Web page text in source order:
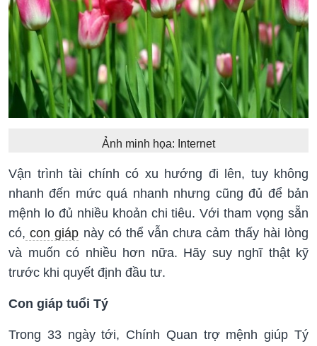
Ảnh minh họa: Internet
Vận trình tài chính có xu hướng đi lên, tuy không
nhanh đến mức quá nhanh nhưng cũng đủ để bản
mệnh lo đủ nhiều khoản chi tiêu. Với tham vọng sẵn
có, con giáp này có thể vẫn chưa cảm thấy hài lòng
và muốn có nhiều hơn nữa. Hãy suy nghĩ thật kỹ
trước khi quyết định đầu tư.
Con giáp tuổi Tý
Trong 33 ngày tới, Chính Quan trợ mệnh giúp Tý